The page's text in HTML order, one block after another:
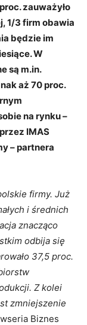
zauważyło
1/3 firm obawia
będzie im
W
są m.in.
aż 70 proc.
na rynku –
IMAS
– partnera
firmy. Już
i średnich
znacząco
odbija się
37,5 proc.
Z kolei
zmniejszenie
Biznes